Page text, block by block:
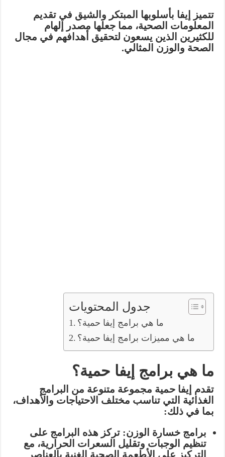
تتميز إيفا بأسلوبها المبتكر والشيق في تقديم
المعلومات الصحية، مما جعلها مصدر إلهام
للكثيرين الذين يسعون لتحقيق أهدافهم في مجال
الصحة والوزن المثالي.
جدول المحتويات
ما هي برامج إيفا حمية؟
ما هي مميزات برامج إيفا حمية؟
ما هي برامج إيفا حمية؟
تقدم إيفا حمية مجموعة متنوعة من البرامج
الغذائية التي تناسب مختلف الاحتياجات والأهداف،
بما في ذلك:
برامج خسارة الوزن: تركز هذه البرامج على
تنظيم الوجبات وتقليل السعرات الحرارية، مع
التركيز على الأطعمة الصحية الغنية بالعناصر